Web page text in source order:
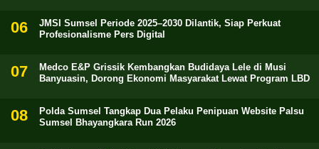
JMSI Sumsel Periode 2025–2030 Dilantik, Siap Perkuat
Profesionalisme Pers Digital
Medco E&P Grissik Kembangkan Budidaya Lele di Musi
Banyuasin, Dorong Ekonomi Masyarakat Lewat Program LBD
Polda Sumsel Tangkap Dua Pelaku Penipuan Website Palsu
Sumsel Bhayangkara Run 2026